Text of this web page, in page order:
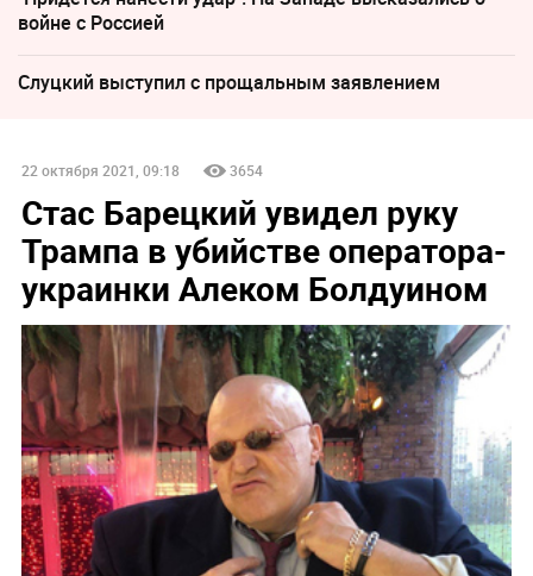
войне с Россией
Слуцкий выступил с прощальным заявлением
22 октября 2021, 09:18 3654
Стас Барецкий увидел руку
Трампа в убийстве оператора-
украинки Алеком Болдуином